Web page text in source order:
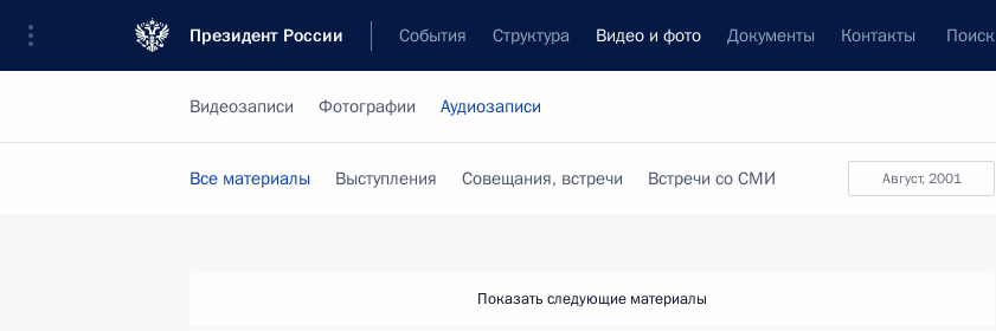
Президент России События Структура Видео и фото Документы Контакты Поиск
Видеозаписи Фотографии Аудиозаписи
август, 2001
Все материалы Выступления Совещания, встречи Встречи со СМИ
Показать следующие материалы